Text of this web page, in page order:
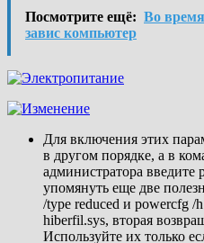
Посмотрите ещё: Во
завис компьютер
Для включения этих
в другом порядке, а в
администратора введите
упомянуть еще две
/type reduced и powercfg /
hiberfil.sys, вторая
Используйте их только